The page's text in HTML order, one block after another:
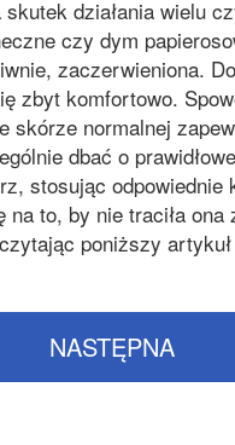
działania wielu
czy dym
zaczerwieniona.
zbyt komfortowo.
skórze normalnej
dbać o
stosując odpowiednie
to, by nie traciła
poniższy
NASTĘPNA